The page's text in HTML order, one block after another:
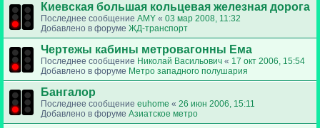
Киевская большая кольцевая железная дорога
Последнее сообщение AMY « 03 мар 2008, 11:32
Добавлено в форуме ЖД-транспорт
Чертежы кабины метровагонны Ема
Последнее сообщение Николай Васильович « 17 окт 2006, 15:54
Добавлено в форуме Метро западного полушария
Бангалор
Последнее сообщение euhome « 26 июн 2006, 15:11
Добавлено в форуме Азиатское метро